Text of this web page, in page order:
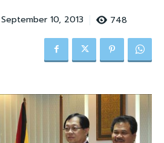
September 10, 2013 748